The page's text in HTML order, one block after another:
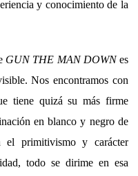
y conocimiento de la
GUN THE MAN DOWNes
Nos encontramos con
tiene quizá su más firme
en blanco y negro de
primitivismo y carácter
todo se dirime en esa